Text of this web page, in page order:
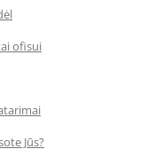
ofisui
Jūs?